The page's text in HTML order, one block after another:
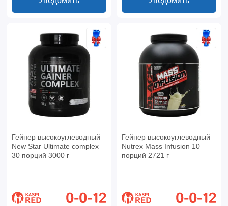
Гейнер высокоуглеводный
New Star Ultimate complex
30 порций 3000 г
Гейнер высокоуглеводный
Nutrex Mass Infusion 10
порций 2721 г